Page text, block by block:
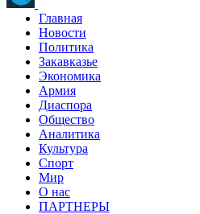
Главная
Новости
Политика
Закавказье
Экономика
Армия
Диаспора
Общество
Аналитика
Культура
Спорт
Мир
О нас
ПАРТНЕРЫ